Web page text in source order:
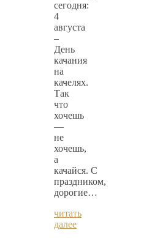
сегодня:
4
августа
–
День
качания
на
качелях.
Так
что
хочешь
—
не
хочешь,
а
качайся. С
праздником,
дорогие…
читать
далее